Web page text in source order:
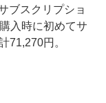
ブスクリプショ
入時に初めてサ
71,270円。